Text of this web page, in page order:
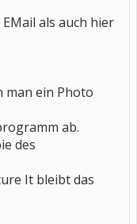
als auch hier
man ein Photo
ab.
des
It bleibt das